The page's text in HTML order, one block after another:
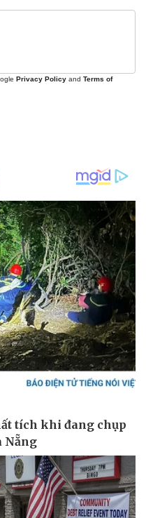
Privacy Policy and Terms of